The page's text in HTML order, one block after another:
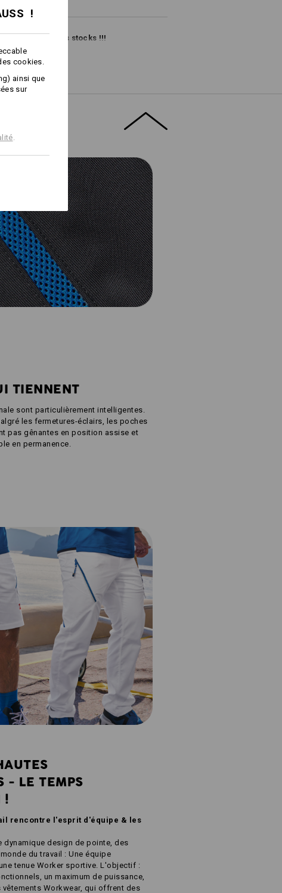
en fonction des stocks !!!
Service de logos
TIENNENT
sont particulièrement intelligentes.
les fermetures-éclairs, les poches
pas gênantes en position assise et
en permanence.
- LE TEMPS
!
rencontre l'esprit d'équipe & les
dynamique design de pointe, des
du travail : Une équipe
tenue Worker sportive. L'objectif :
un maximum de puissance,
Workwear, qui offrent des
!
cookies.
ainsi que
sur